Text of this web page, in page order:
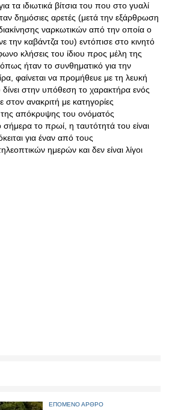
τα ιδιωτικά βίτσια του που στο γυαλί
δημόσιες αρετές (μετά την εξάρθρωση
ναρκωτικών από την οποία ο
την καβάντζα του) εντόπισε στο κινητό
κλήσεις του ίδιου προς μέλη της
ήταν το συνθηματικό για την
φαίνεται να προμήθευε με τη λευκή
στην υπόθεση το χαρακτήρα ενός
ανακριτή με κατηγορίες
απόκρυψης του ονόματός
το πρωί, η ταυτότητά του είναι
για έναν από τους
ημερών και δεν είναι λίγοι
ΕΠΟΜΕΝΟ ΑΡΘΡΟ